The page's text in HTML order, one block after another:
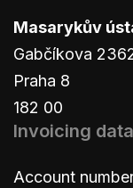
Masarykův
Gabčíkova
Praha 8
182 00
Invoicing data
Account